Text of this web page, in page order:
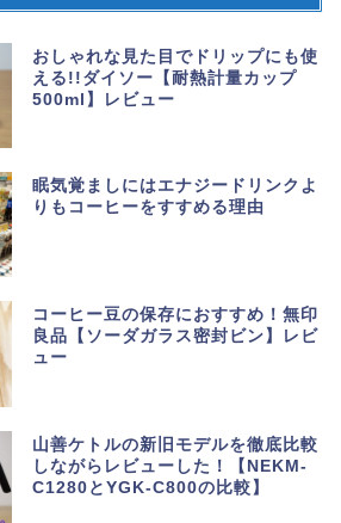
おしゃれな見た目でドリップにも使
える!!ダイソー【耐熱計量カップ
500ml】レビュー
眠気覚ましにはエナジードリンクよ
りもコーヒーをすすめる理由
コーヒー豆の保存におすすめ！無印
良品【ソーダガラス密封ビン】レビ
ュー
山善ケトルの新旧モデルを徹底比較
しながらレビューした！【NEKM-
C1280とYGK-C800の比較】